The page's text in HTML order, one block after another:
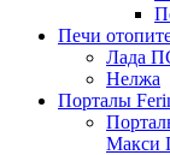
Печи
Лада
Нелжа
Порталы
Макси